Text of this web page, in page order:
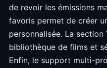
de revoir les émissions
favoris permet de créer
personnalisée. La
bibliothèque de films et
Enfin, le support multi-